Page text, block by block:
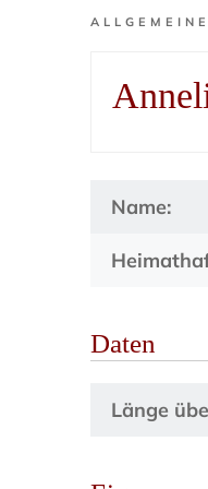
Name:
Daten
Länge